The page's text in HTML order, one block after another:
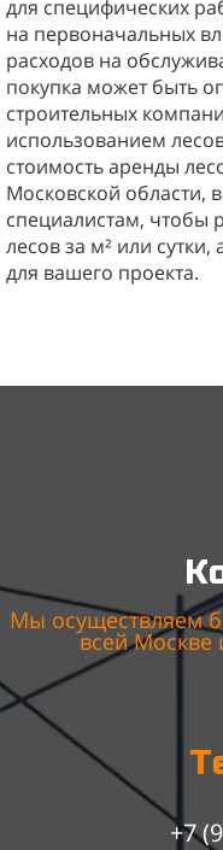
для специфических
на первоначальных
расходов на
покупка может быть
строительных
использованием
стоимость аренды
Московской области,
специалистам, чтобы
лесов за м² или
для вашего проекта.
Мы осуществляем
всей Москве
+7